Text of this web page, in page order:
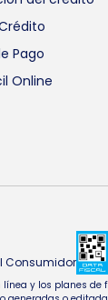
Pago
Online
Consumidor
y los planes